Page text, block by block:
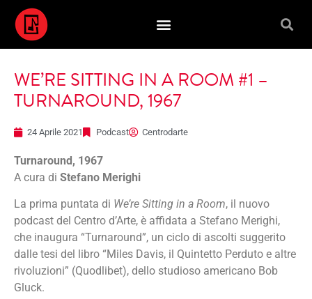
WE’RE SITTING IN A ROOM #1 –
TURNAROUND, 1967
24 Aprile 2021 Podcast Centrodarte
Turnaround, 1967
A cura di Stefano Merighi
La prima puntata di We’re Sitting in a Room, il nuovo
podcast del Centro d’Arte, è affidata a Stefano Merighi,
che inaugura “Turnaround”, un ciclo di ascolti suggerito
dalle tesi del libro “Miles Davis, il Quintetto Perduto e altre
rivoluzioni” (Quodlibet), dello studioso americano Bob
Gluck.